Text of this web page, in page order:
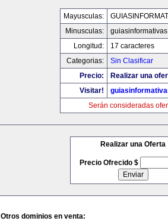
Mayusculas:
Minusculas:
Longitud:
17 caracteres
Categorias:
Sin Clasificar
Precio:
Realizar una
Visitar!
Serán consideradas
Realizar una Oferta
Precio Ofrecido $
Otros dominios en venta: